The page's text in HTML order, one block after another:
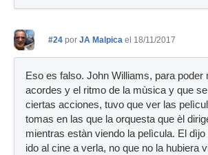
#24 por JA Malpica el 18/11/2017
Eso es falso. John Williams, para poder
acordes y el ritmo de la mùsica y que
ciertas acciones, tuvo que ver las
tomas en las que la orquesta que èl
mientras estàn viendo la pelìcula. El
ido al cine a verla, no que no la hubiera